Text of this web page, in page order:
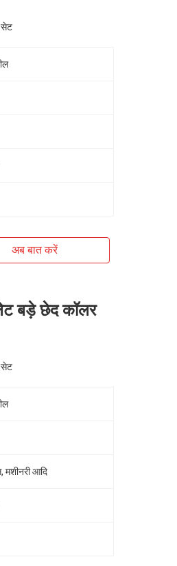
अब बात करें
बड़े छेद कॉलर
मशीनरी आदि